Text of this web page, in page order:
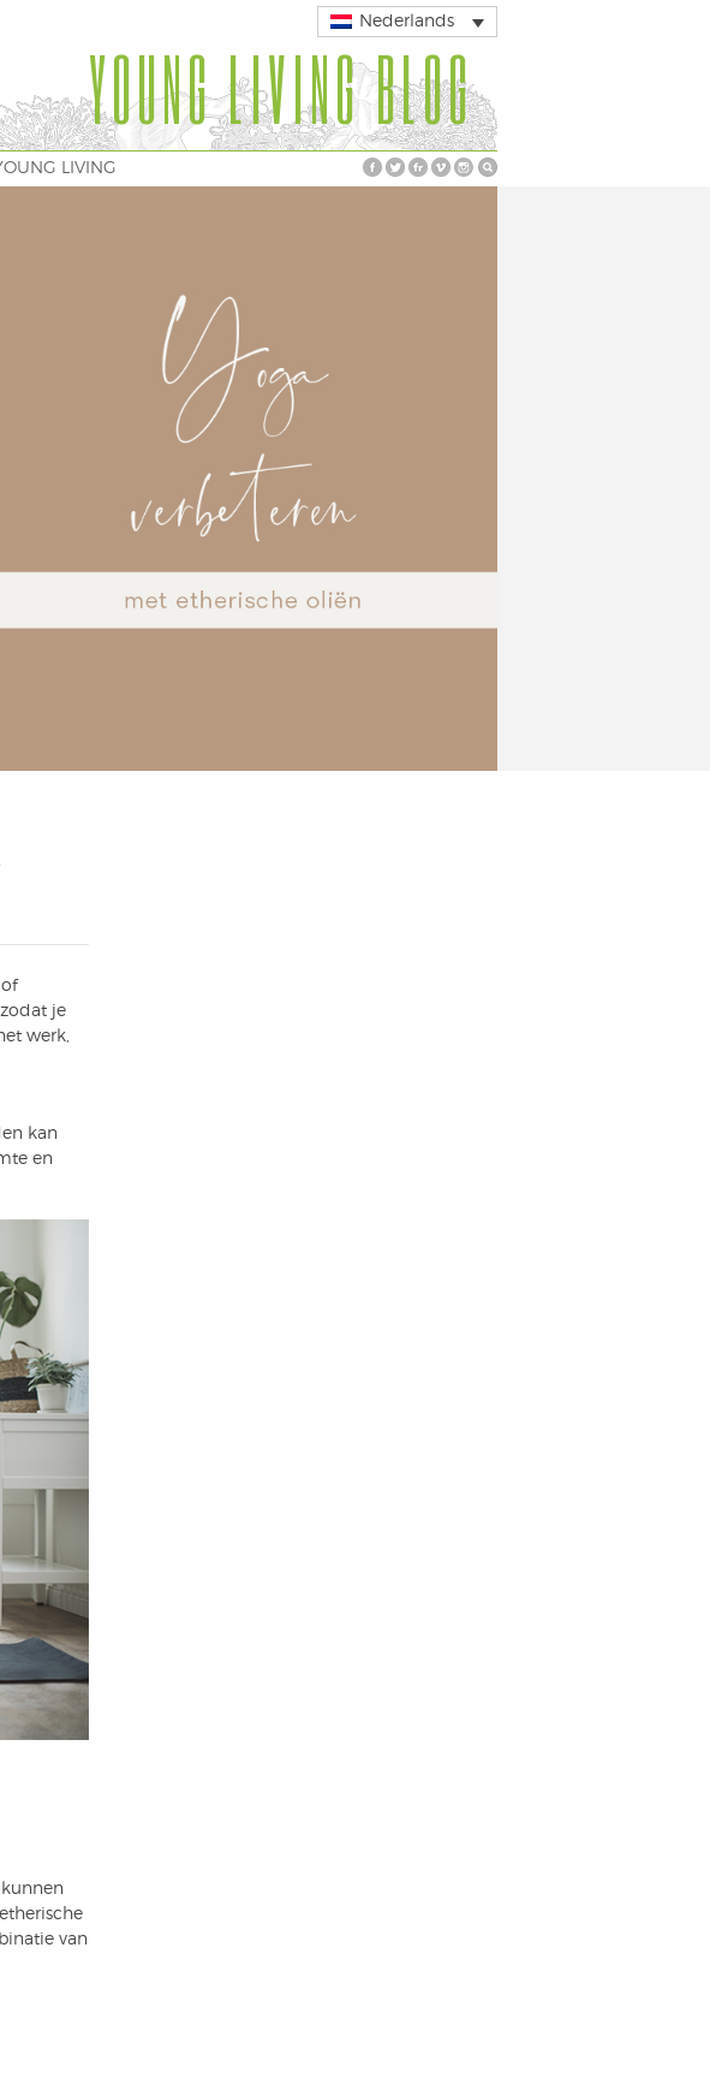
Nederlands
YOUNG LIVING BLOG
LIVING
of
je
werk,
kan
en
van